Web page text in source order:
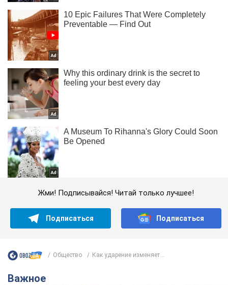
Жми! Подписывайся! Читай только лучшее!
Подписаться Подписаться
Общество Как ударение изменяет...
Важное